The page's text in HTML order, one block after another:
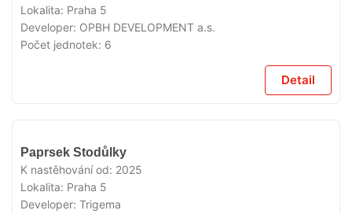
Lokalita: Praha 5
Developer: OPBH DEVELOPMENT a.s.
Počet jednotek: 6
Detail
Paprsek Stodůlky
K nastěhování od: 2025
Lokalita: Praha 5
Developer: Trigema